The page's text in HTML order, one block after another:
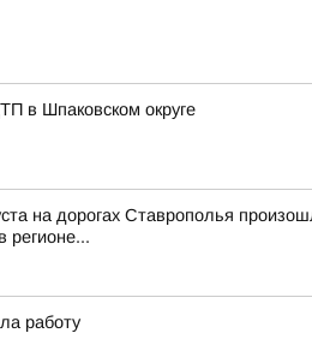
в Шпаковском округе
на дорогах Ставрополья
регионе...
работу